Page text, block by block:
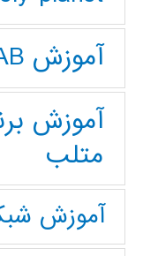
آموزش MATLAB
آموزش
متلب
آموزش